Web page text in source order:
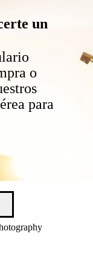
un
o
para